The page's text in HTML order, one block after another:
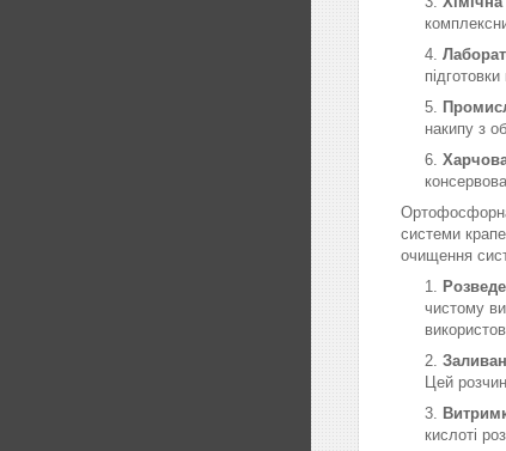
накипу з
системи
очищення
чистому
Цей
кислоті